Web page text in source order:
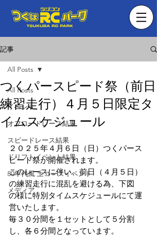
記事
All Posts
イベント
オフロードレース結果
スピードレース結果
ドリフトイベント結果
80年代風 土コースイベント
メディア
All Posts
つくパースピード祭（前日
練習走行）４月５日限定タ
イムスケジュール
２０２５年４月６日（日）つくパース
ピード祭が開催されます。
このレースに伴い、前日（４月５日）
の練習走行に混乱を避ける為、下図
の様に特別タイムスケジュールにて運
営いたします。
毎３０分間を１セットとして５分割
し、各６分間となっています。